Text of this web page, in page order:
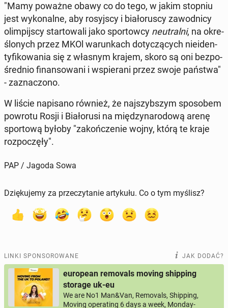
"Mamy poważne obawy co do tego, w jakim stopniu
jest wy­ko­nal­ne, aby ro­syj­scy i bia­ło­ru­scy za­wod­ni­cy
olim­pij­scy star­to­wa­li jako spor­tow­cy neu­tral­ni, na okre­
ślo­nych przez MKOl wa­run­kach do­ty­czą­cych nie­iden­
ty­fi­ko­wa­nia się z własnym krajem, skoro są oni bez­po­
śred­nio fi­nan­so­wa­ni i wspie­ra­ni przez swoje państwa"
- za­zna­czo­no.
W liście na­pi­sa­no również, że naj­szyb­szym spo­so­bem
powrotu Rosji i Bia­ło­ru­si na mię­dzy­na­ro­do­wą arenę
spor­to­wą byłoby "za­koń­cze­nie wojny, którą te kraje
roz­po­czę­ły".
PAP / Jagoda Sowa
Dziękujemy za przeczytanie artykułu. Co o tym myślisz?
LINKI SPONSOROWANE JAK DODAĆ?
european removals moving shipping
storage uk-eu
We are No1 Man&Van, Removals, Shipping,
Moving operating 6 days a week, Monday-